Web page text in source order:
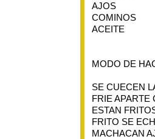
AJOS
COMINOS
ACEITE
MODO DE
SE CUECEN
FRIE APARTE
ESTAN
FRITO SE
MACHACAN